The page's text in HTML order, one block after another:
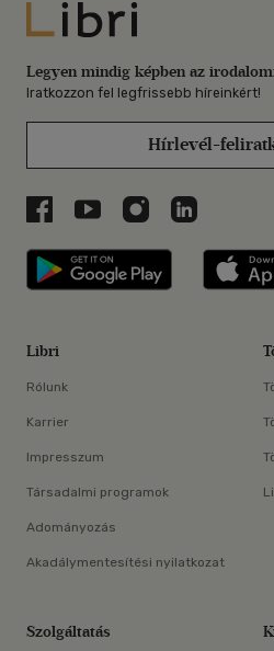
Libri
Legyen mindig képben az
Iratkozzon fel legfrissebb híreinkért!
Hírlevél-
Libri a Facebookon
Libri a Youtube-on
Libri azLibri a
Libri
Libri
Rólunk
Karrier
Impresszum
Társadalmi programok
Adományozás
Akadálymentesítési nyilatkozat
Szolgáltatás